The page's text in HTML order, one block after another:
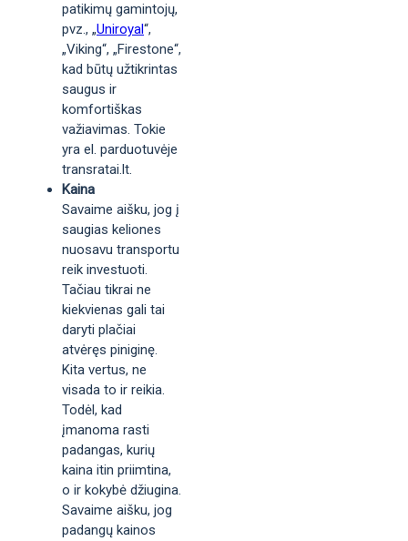
patikimų gamintojų,
pvz., „Uniroyal“,
„Viking“, „Firestone“,
kad būtų užtikrintas
saugus ir
komfortiškas
važiavimas. Tokie
yra el. parduotuvėje
transratai.lt.
Kaina
Savaime aišku, jog į
saugias keliones
nuosavu transportu
reik investuoti.
Tačiau tikrai ne
kiekvienas gali tai
daryti plačiai
atvėręs piniginę.
Kita vertus, ne
visada to ir reikia.
Todėl, kad
įmanoma rasti
padangas, kurių
kaina itin priimtina,
o ir kokybė džiugina.
Savaime aišku, jog
padangų kainos